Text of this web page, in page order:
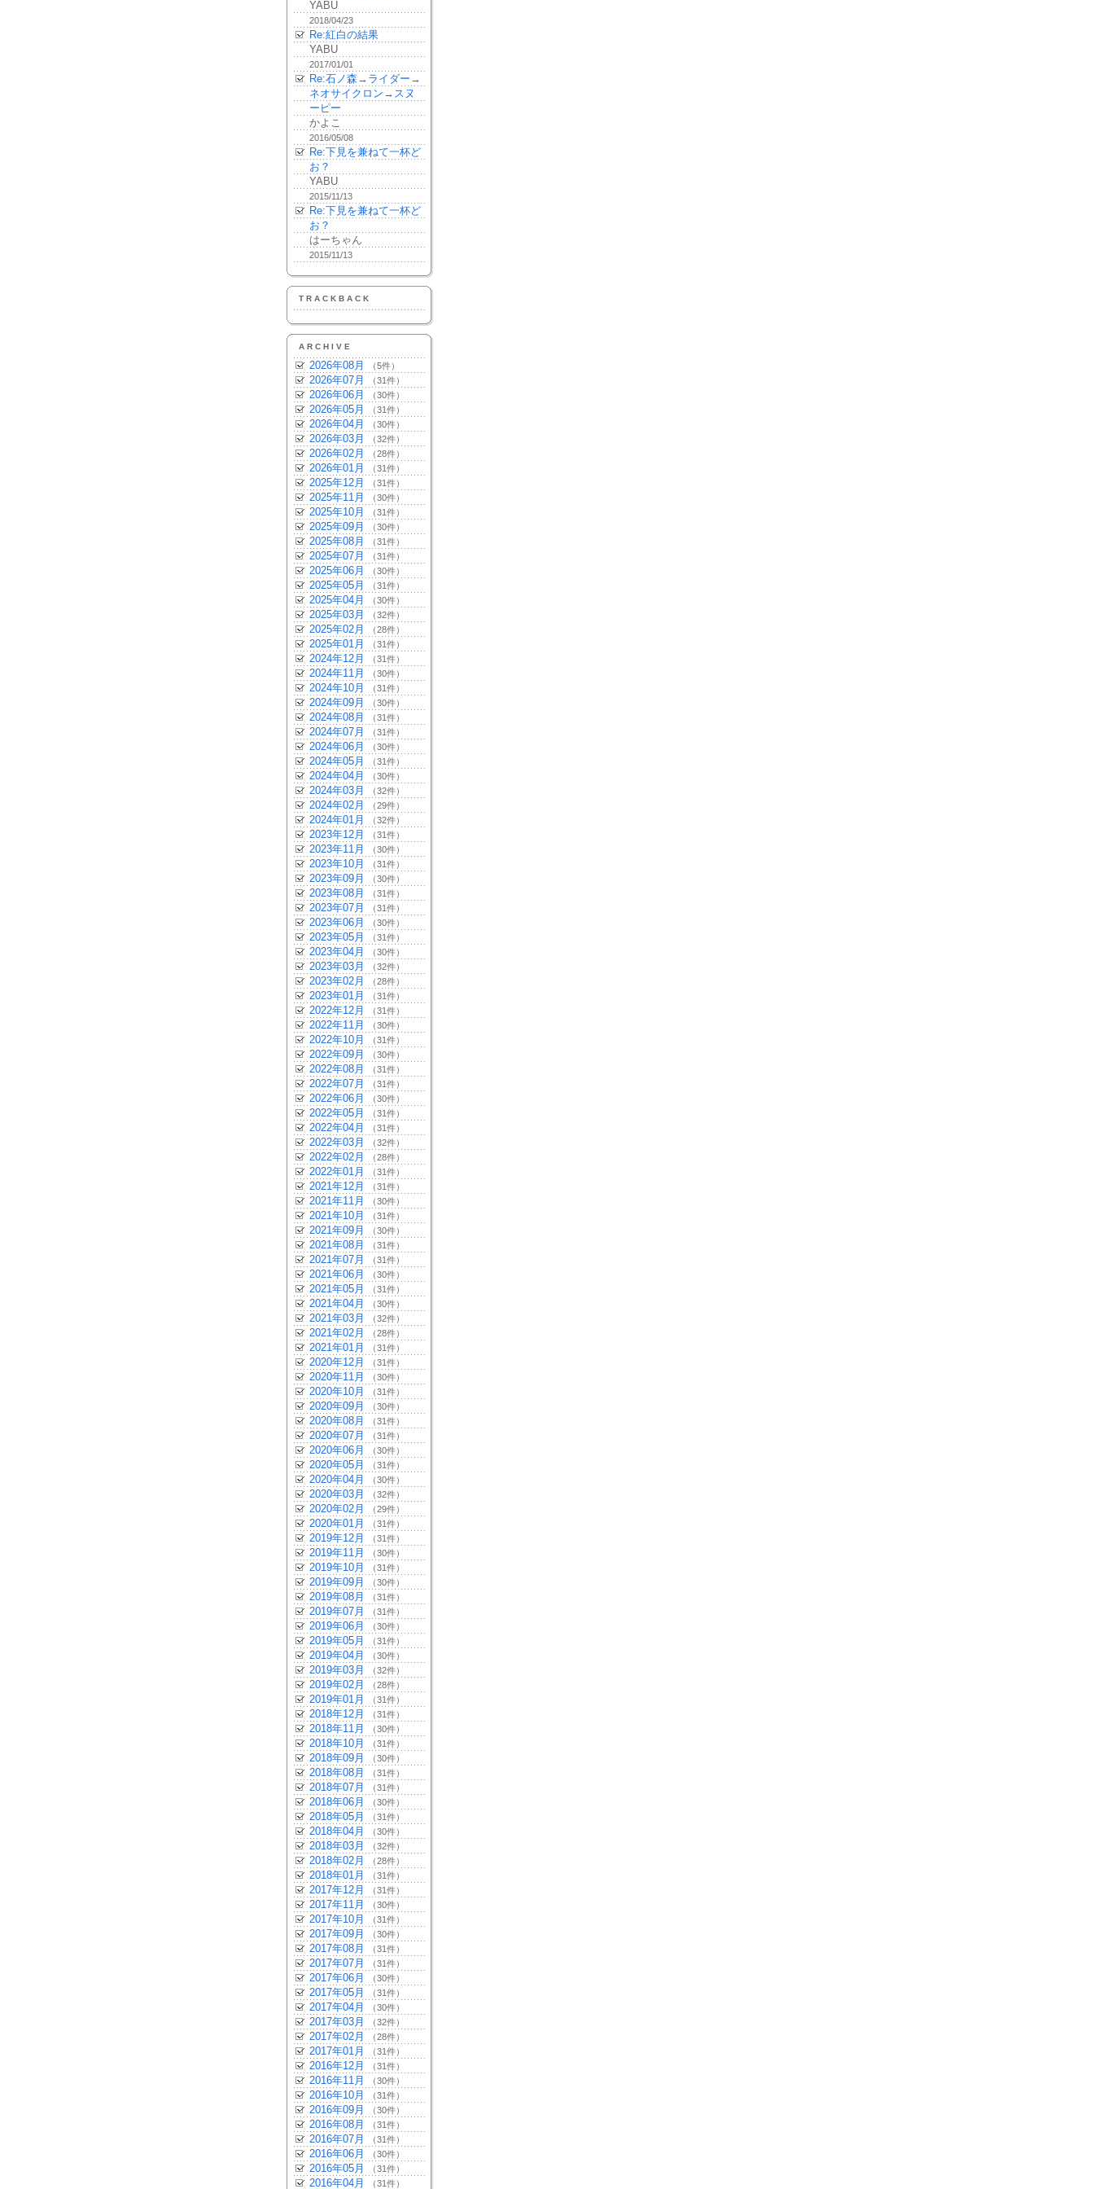
YABU
2018/04/23
Re:紅白の結果
YABU
2017/01/01
Re:石ノ森→ライダー→
ネオサイクロン→スヌ
ーピー
かよこ
2016/05/08
Re:下見を兼ねて一杯ど
お？
YABU
2015/11/13
Re:下見を兼ねて一杯ど
お？
はーちゃん
2015/11/13
TRACKBACK
ARCHIVE
2026年08月 （5件）
2026年07月 （31件）
2026年06月 （30件）
2026年05月 （31件）
2026年04月 （30件）
2026年03月 （32件）
2026年02月 （28件）
2026年01月 （31件）
2025年12月 （31件）
2025年11月 （30件）
2025年10月 （31件）
2025年09月 （30件）
2025年08月 （31件）
2025年07月 （31件）
2025年06月 （30件）
2025年05月 （31件）
2025年04月 （30件）
2025年03月 （32件）
2025年02月 （28件）
2025年01月 （31件）
2024年12月 （31件）
2024年11月 （30件）
2024年10月 （31件）
2024年09月 （30件）
2024年08月 （31件）
2024年07月 （31件）
2024年06月 （30件）
2024年05月 （31件）
2024年04月 （30件）
2024年03月 （32件）
2024年02月 （29件）
2024年01月 （32件）
2023年12月 （31件）
2023年11月 （30件）
2023年10月 （31件）
2023年09月 （30件）
2023年08月 （31件）
2023年07月 （31件）
2023年06月 （30件）
2023年05月 （31件）
2023年04月 （30件）
2023年03月 （32件）
2023年02月 （28件）
2023年01月 （31件）
2022年12月 （31件）
2022年11月 （30件）
2022年10月 （31件）
2022年09月 （30件）
2022年08月 （31件）
2022年07月 （31件）
2022年06月 （30件）
2022年05月 （31件）
2022年04月 （31件）
2022年03月 （32件）
2022年02月 （28件）
2022年01月 （31件）
2021年12月 （31件）
2021年11月 （30件）
2021年10月 （31件）
2021年09月 （30件）
2021年08月 （31件）
2021年07月 （31件）
2021年06月 （30件）
2021年05月 （31件）
2021年04月 （30件）
2021年03月 （32件）
2021年02月 （28件）
2021年01月 （31件）
2020年12月 （31件）
2020年11月 （30件）
2020年10月 （31件）
2020年09月 （30件）
2020年08月 （31件）
2020年07月 （31件）
2020年06月 （30件）
2020年05月 （31件）
2020年04月 （30件）
2020年03月 （32件）
2020年02月 （29件）
2020年01月 （31件）
2019年12月 （31件）
2019年11月 （30件）
2019年10月 （31件）
2019年09月 （30件）
2019年08月 （31件）
2019年07月 （31件）
2019年06月 （30件）
2019年05月 （31件）
2019年04月 （30件）
2019年03月 （32件）
2019年02月 （28件）
2019年01月 （31件）
2018年12月 （31件）
2018年11月 （30件）
2018年10月 （31件）
2018年09月 （30件）
2018年08月 （31件）
2018年07月 （31件）
2018年06月 （30件）
2018年05月 （31件）
2018年04月 （30件）
2018年03月 （32件）
2018年02月 （28件）
2018年01月 （31件）
2017年12月 （31件）
2017年11月 （30件）
2017年10月 （31件）
2017年09月 （30件）
2017年08月 （31件）
2017年07月 （31件）
2017年06月 （30件）
2017年05月 （31件）
2017年04月 （30件）
2017年03月 （32件）
2017年02月 （28件）
2017年01月 （31件）
2016年12月 （31件）
2016年11月 （30件）
2016年10月 （31件）
2016年09月 （30件）
2016年08月 （31件）
2016年07月 （31件）
2016年06月 （30件）
2016年05月 （31件）
2016年04月 （31件）